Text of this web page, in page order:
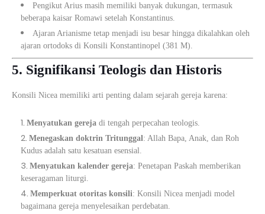
Pengikut Arius masih memiliki banyak dukungan, termasuk
beberapa kaisar Romawi setelah Konstantinus.
Ajaran Arianisme tetap menjadi isu besar hingga dikalahkan oleh
ajaran ortodoks di Konsili Konstantinopel (381 M).
5. Signifikansi Teologis dan Historis
Konsili Nicea memiliki arti penting dalam sejarah gereja karena:
Menyatukan gereja di tengah perpecahan teologis.
Menegaskan doktrin Tritunggal: Allah Bapa, Anak, dan Roh
Kudus adalah satu kesatuan esensial.
Menyatukan kalender gereja: Penetapan Paskah memberikan
keseragaman liturgi.
Memperkuat otoritas konsili: Konsili Nicea menjadi model
bagaimana gereja menyelesaikan perdebatan.